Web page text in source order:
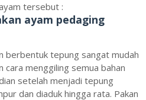
tersebut :
ayam pedaging
berbentuk tepung sangat mudah
cara menggiling semua bahan
setelah menjadi tepung
dan diaduk hingga rata. Pakan